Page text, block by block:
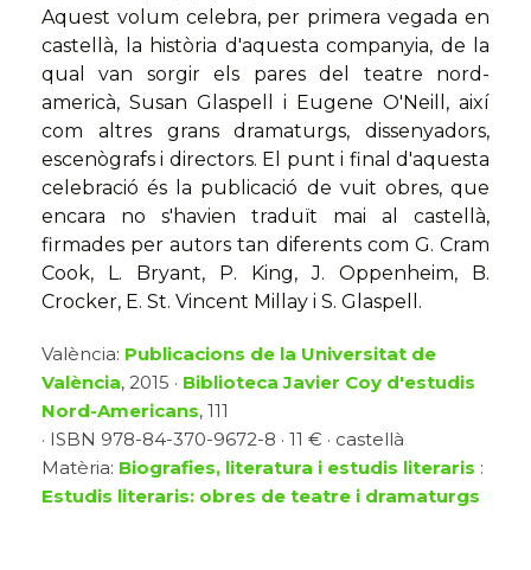
Aquest volum celebra, per primera vegada en
castellà, la història d'aquesta companyia, de la
qual van sorgir els pares del teatre nord-
americà, Susan Glaspell i Eugene O'Neill, així
com altres grans dramaturgs, dissenyadors,
escenògrafs i directors. El punt i final d'aquesta
celebració és la publicació de vuit obres, que
encara no s'havien traduït mai al castellà,
firmades per autors tan diferents com G. Cram
Cook, L. Bryant, P. King, J. Oppenheim, B.
Crocker, E. St. Vincent Millay i S. Glaspell.
València: Publicacions de la Universitat de
València, 2015 · Biblioteca Javier Coy d'estudis
Nord-Americans, 111
· ISBN 978-84-370-9672-8 · 11 € · castellà
Matèria: Biografies, literatura i estudis literaris :
Estudis literaris: obres de teatre i dramaturgs